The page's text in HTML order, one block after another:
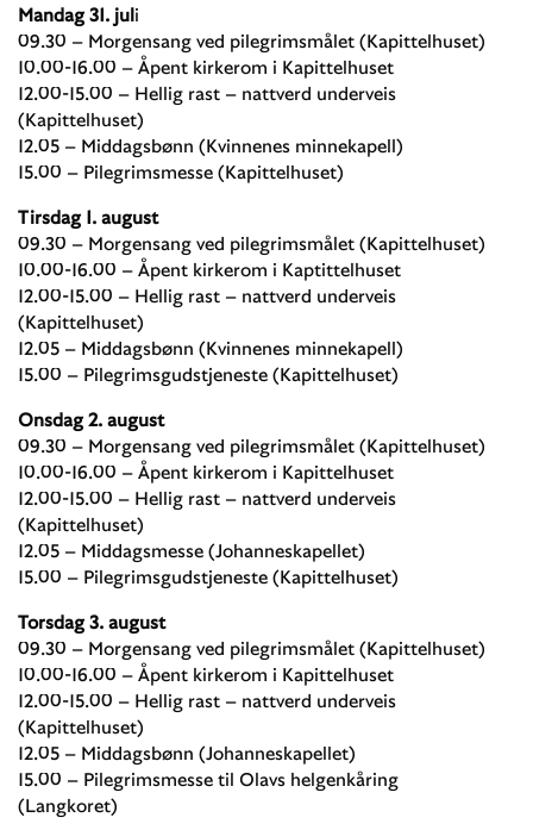
Mandag 31. juli
09.30 – Morgensang ved pilegrimsmålet (Kapittelhuset)
10.00-16.00 – Åpent kirkerom i Kapittelhuset
12.00-15.00 – Hellig rast – nattverd underveis
(Kapittelhuset)
12.05 – Middagsbønn (Kvinnenes minnekapell)
15.00 – Pilegrimsmesse (Kapittelhuset)
Tirsdag 1. august
09.30 – Morgensang ved pilegrimsmålet (Kapittelhuset)
10.00-16.00 – Åpent kirkerom i Kaptittelhuset
12.00-15.00 – Hellig rast – nattverd underveis
(Kapittelhuset)
12.05 – Middagsbønn (Kvinnenes minnekapell)
15.00 – Pilegrimsgudstjeneste (Kapittelhuset)
Onsdag 2. august
09.30 – Morgensang ved pilegrimsmålet (Kapittelhuset)
10.00-16.00 – Åpent kirkerom i Kapittelhuset
12.00-15.00 – Hellig rast – nattverd underveis
(Kapittelhuset)
12.05 – Middagsmesse (Johanneskapellet)
15.00 – Pilegrimsgudstjeneste (Kapittelhuset)
Torsdag 3. august
09.30 – Morgensang ved pilegrimsmålet (Kapittelhuset)
10.00-16.00 – Åpent kirkerom i Kapittelhuset
12.00-15.00 – Hellig rast – nattverd underveis
(Kapittelhuset)
12.05 – Middagsbønn (Johanneskapellet)
15.00 – Pilegrimsmesse til Olavs helgenkåring
(Langkoret)